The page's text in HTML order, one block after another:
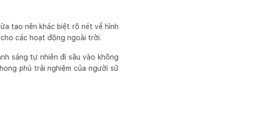
tạo nên khác biệt rõ nét về hình
các hoạt động ngoài trời.
sáng tự nhiên đi sâu vào không
phú trải nghiệm của người sử